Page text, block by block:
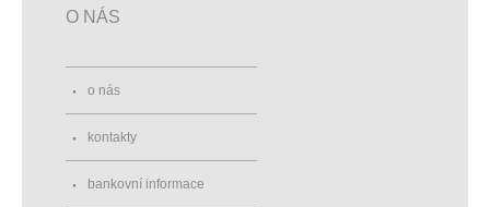
O NÁS
o nás
kontakty
bankovní informace